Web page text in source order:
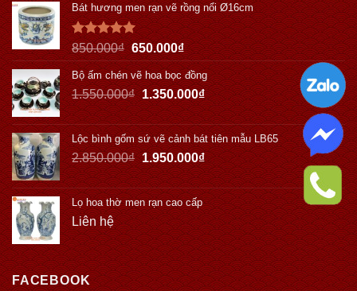
Bát hương men rạn vẽ rồng nổi Ø16cm
Được xếp
hạng5.00
5 sao
850.000₫ 650.000₫
Bộ ấm chén vẽ hoa bọc đồng
1.550.000₫ 1.350.000₫
Lộc bình gốm sứ vẽ cảnh bát tiên mẫu LB65
2.850.000₫ 1.950.000₫
Lọ hoa thờ men rạn cao cấp
Liên hệ
FACEBOOK